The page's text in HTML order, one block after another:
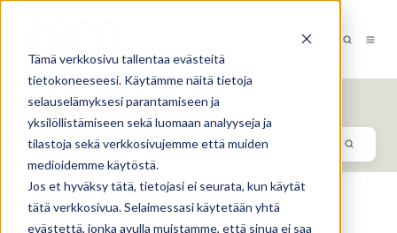
Tämä verkkosivu tallentaa evästeitä
tietokoneeseesi. Käytämme näitä tietoja
selauselämyksesi parantamiseen ja
yksilöllistämiseen sekä luomaan analyyseja ja
tilastoja sekä verkkosivujemme että muiden
medioidemme käytöstä.
Jos et hyväksy tätä, tietojasi ei seurata, kun käytät
tätä verkkosivua. Selaimessasi käytetään yhtä
evästettä, jonka avulla muistamme, että sinua ei saa
FI-FI
Digistrategin LOOP